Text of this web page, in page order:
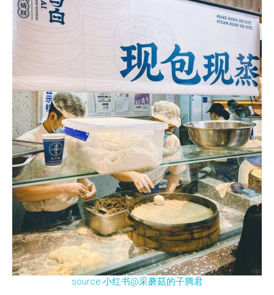
source:小红书@采蘑菇的子腾君